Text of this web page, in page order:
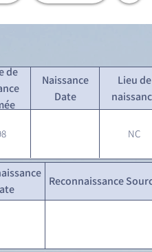
de
Naissance
Date
Lieu de
NC
Reconnaissance